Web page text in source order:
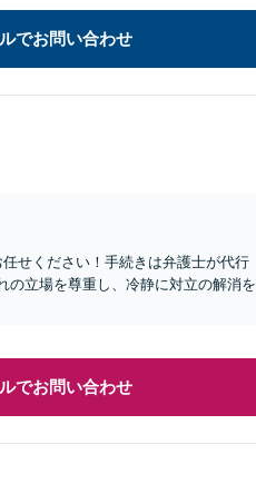
でお問い合わせ
せください！手続きは弁護士が代行
の立場を尊重し、冷静に対立の解消を
でお問い合わせ